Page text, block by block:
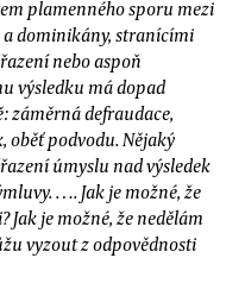
plamenného sporu mezi
dominikány, stranícími
nebo aspoň
výsledku má dopad
záměrná defraudace,
oběť podvodu. Nějaký
úmyslu nad výsledek
…. Jak je možné, že
Jak je možné, že nedělám
vyzout z odpovědnosti